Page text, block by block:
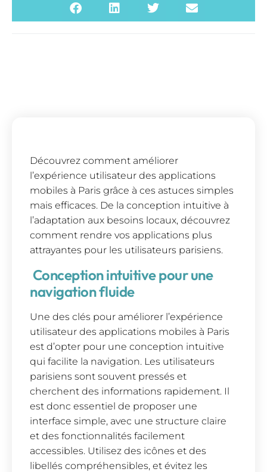
Découvrez comment améliorer
l’expérience utilisateur des applications
mobiles à Paris grâce à ces astuces simples
mais efficaces. De la conception intuitive à
l’adaptation aux besoins locaux, découvrez
comment rendre vos applications plus
attrayantes pour les utilisateurs parisiens.
Conception intuitive pour une
navigation fluide
Une des clés pour améliorer l’expérience
utilisateur des applications mobiles à Paris
est d’opter pour une conception intuitive
qui facilite la navigation. Les utilisateurs
parisiens sont souvent pressés et
cherchent des informations rapidement. Il
est donc essentiel de proposer une
interface simple, avec une structure claire
et des fonctionnalités facilement
accessibles. Utilisez des icônes et des
libellés compréhensibles, et évitez les